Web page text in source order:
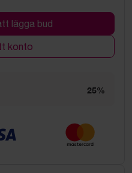
lägga bud
konto
25%